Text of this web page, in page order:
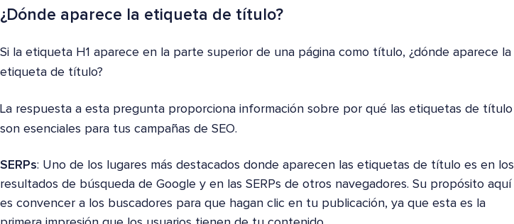
¿Dónde aparece la etiqueta de título?
Si la etiqueta H1 aparece en la parte superior de una página como título, ¿dónde aparece la
etiqueta de título?
La respuesta a esta pregunta proporciona información sobre por qué las etiquetas de título
son esenciales para tus campañas de SEO.
SERPs: Uno de los lugares más destacados donde aparecen las etiquetas de título es en los
resultados de búsqueda de Google y en las SERPs de otros navegadores. Su propósito aquí
es convencer a los buscadores para que hagan clic en tu publicación, ya que esta es la